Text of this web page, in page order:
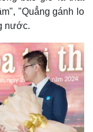
"Quẳng gánh lo
nước.